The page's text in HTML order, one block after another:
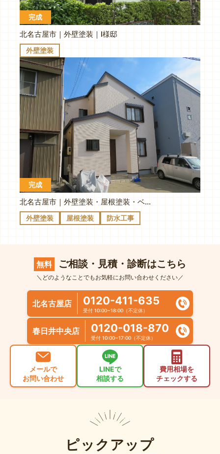
完成
北名古屋市｜外壁塗装｜I様邸
外壁塗装
完成
北名古屋市｜外壁塗装・屋根塗装・ベランダ防水｜T様邸
外壁塗装 屋根塗装 防水工事
無料 ご相談・見積・診断はこちら
＼どのようなことでもお気軽にお問い合わせください／
北名古屋店 0120-411-635
受付 10:00~18:00（不定休）
春日井中央店 0120-018-870
受付 10:00~17:00（不定休）
メールで
お問い合わせ
LINEで
相談する
費用相場を
チェックする
ピックアップ